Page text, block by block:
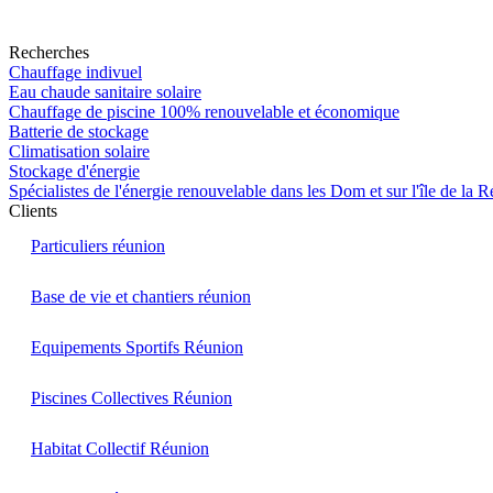
Recherches
Chauffage indivuel
Eau chaude sanitaire solaire
Chauffage de piscine 100% renouvelable et économique
Batterie de stockage
Climatisation solaire
Stockage d'énergie
Spécialistes de l'énergie renouvelable dans les Dom et sur l'île de la
Clients
Particuliers réunion
Base de vie et chantiers réunion
Equipements Sportifs Réunion
Piscines Collectives Réunion
Habitat Collectif Réunion